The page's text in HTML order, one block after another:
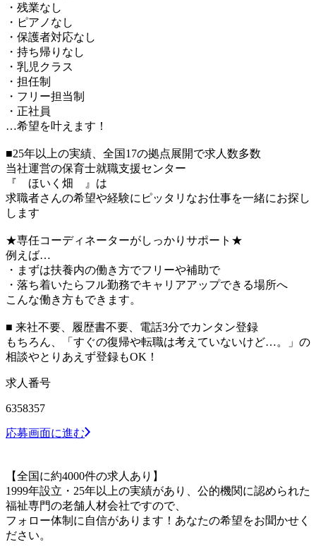
・残業なし
・ピアノなし
・保護者対応なし
・持ち帰りなし
・乳児クラス
・担任制
・フリー担当制
・正社員
…希望を叶えます！
■25年以上の実績、全国17の拠点展開で求人数多数
当社運営の保育士就職支援センター
『 ほいく畑 』は
求職者さんの希望や経験にピッタリなお仕事を一緒にお探し
します
★専任コーディネーターがしっかりサポート★
例えば…
・まずは扶養内の働き方でフリーや補助で
・落ち着いたらフル勤務でキャリアアップできる場所へ
こんな働き方もできます。
■ 来社不要、履歴書不要、電話3分でカンタン登録
もちろん、「すぐの復帰や転職は考えていないけど…。」の
相談やとりあえず登録もOK！
求人番号
6358357
応募画面に進む
【全国に約4000件の求人あり】
1999年設立・25年以上の実績があり、公的機関に認められた
福祉専門の老舗人材会社ですので、
フォロー体制に自信があります！あなたの希望をお聞かせく
ださい。